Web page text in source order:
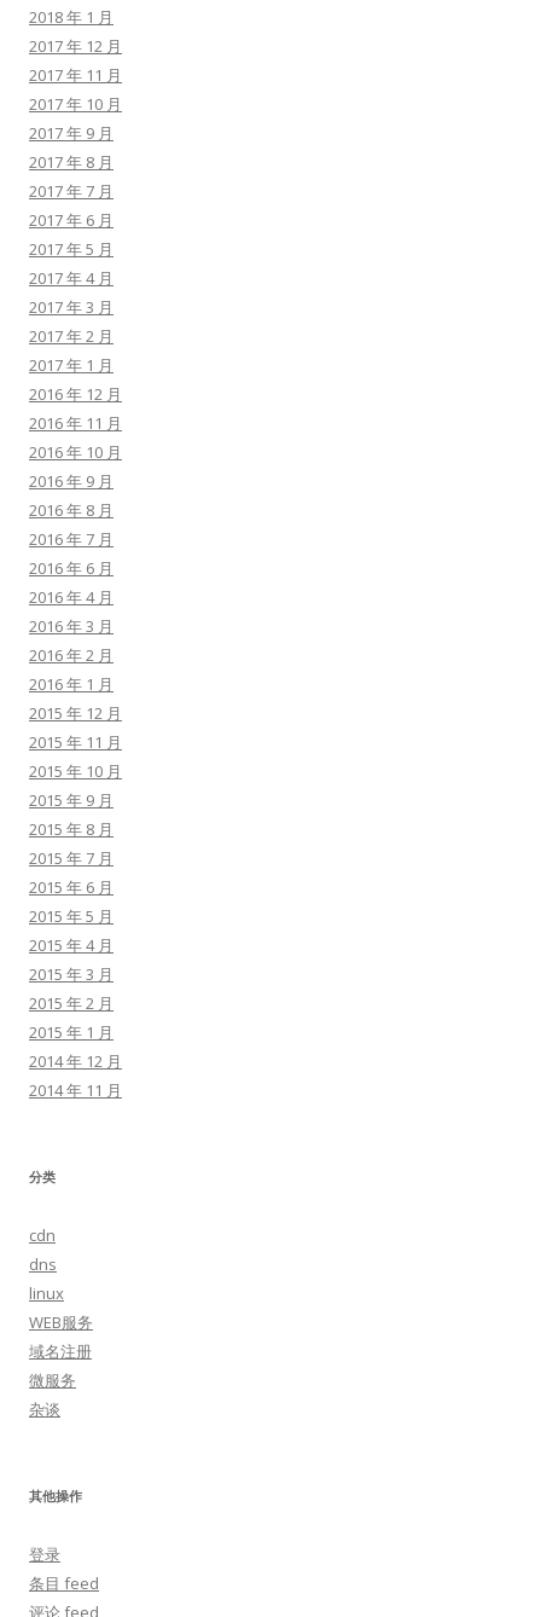
2018 年 1 月
2017 年 12 月
2017 年 11 月
2017 年 10 月
2017 年 9 月
2017 年 8 月
2017 年 7 月
2017 年 6 月
2017 年 5 月
2017 年 4 月
2017 年 3 月
2017 年 2 月
2017 年 1 月
2016 年 12 月
2016 年 11 月
2016 年 10 月
2016 年 9 月
2016 年 8 月
2016 年 7 月
2016 年 6 月
2016 年 4 月
2016 年 3 月
2016 年 2 月
2016 年 1 月
2015 年 12 月
2015 年 11 月
2015 年 10 月
2015 年 9 月
2015 年 8 月
2015 年 7 月
2015 年 6 月
2015 年 5 月
2015 年 4 月
2015 年 3 月
2015 年 2 月
2015 年 1 月
2014 年 12 月
2014 年 11 月
分类
cdn
dns
linux
WEB服务
域名注册
微服务
杂谈
其他操作
登录
条目 feed
评论 feed